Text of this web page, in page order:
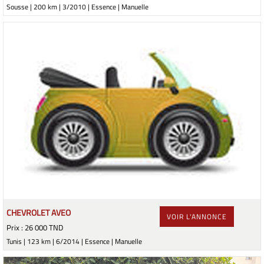
Sousse | 200 km | 3/2010 | Essence | Manuelle
CHEVROLET AVEO
Prix : 26 000 TND
Tunis | 123 km | 6/2014 | Essence | Manuelle
VOIR L'ANNONCE